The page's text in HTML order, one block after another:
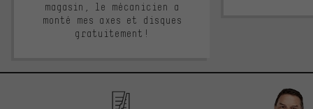
magasin, le mécanicien a
monté mes axes et disques
gratuitement!